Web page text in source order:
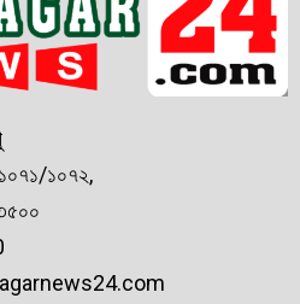
১০৭১/১০৭২,